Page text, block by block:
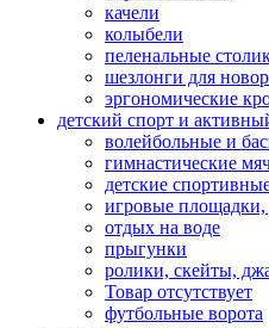
качели
колыбели
пеленальные
шезлонги для
эргономические
детский спорт и
волейбольные и
гимнастические
детские
игровые площадки,
отдых на воде
прыгунки
ролики, скейты,
Товар отсутствует
футбольные ворота